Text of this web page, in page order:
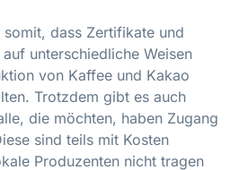
dass Zertifikate und
unterschiedliche Weisen
von Kaffee und Kakao
Trotzdem gibt es auch
die möchten, haben Zugang
sind teils mit Kosten
Produzenten nicht tragen